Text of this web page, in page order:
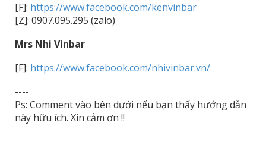
[F]: https://www.facebook.com/kenvinbar
[Z]: 0907.095.295 (zalo)
Mrs Nhi Vinbar
[F]: https://www.facebook.com/nhivinbar.vn/
----
Ps: Comment vào bên dưới nếu bạn thấy hướng dẫn
này hữu ích. Xin cảm ơn !!